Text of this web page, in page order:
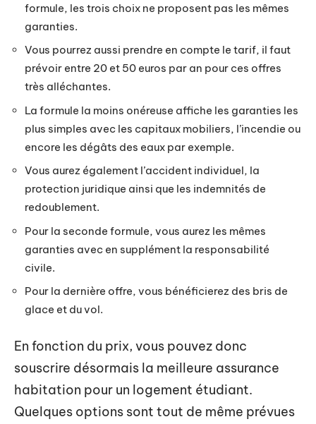
formule, les trois choix ne proposent pas les mêmes
garanties.
Vous pourrez aussi prendre en compte le tarif, il faut
prévoir entre 20 et 50 euros par an pour ces offres
très alléchantes.
La formule la moins onéreuse affiche les garanties les
plus simples avec les capitaux mobiliers, l’incendie ou
encore les dégâts des eaux par exemple.
Vous aurez également l’accident individuel, la
protection juridique ainsi que les indemnités de
redoublement.
Pour la seconde formule, vous aurez les mêmes
garanties avec en supplément la responsabilité
civile.
Pour la dernière offre, vous bénéficierez des bris de
glace et du vol.
En fonction du prix, vous pouvez donc
souscrire désormais la meilleure assurance
habitation pour un logement étudiant.
Quelques options sont tout de même prévues